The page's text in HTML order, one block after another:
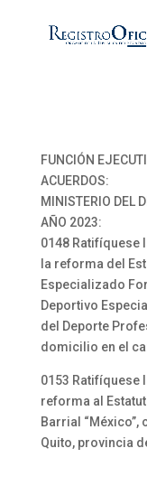
FUNCIÓN
ACUERDOS:
MINISTERIO DEL
AÑO 2023:
0148 Ratifíquese
la reforma del
Especializado
Deportivo
del Deporte
domicilio en el
0153 Ratifíquese
reforma al
Barrial
Quito, provincia